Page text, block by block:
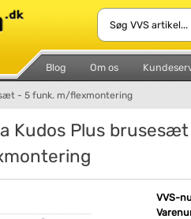
Blog Om os
- 5 funk. m/flexmontering
Kudos Plus
VVS-